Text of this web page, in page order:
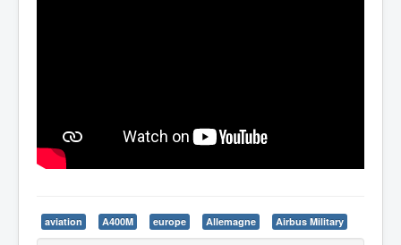
aviation A400M europe Allemagne Airbus Military